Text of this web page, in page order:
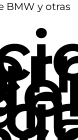
BMW y otras